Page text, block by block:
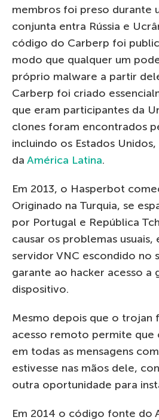
membros foi preso durante
conjunta entra Rússia e
código do Carberp foi
modo que qualquer um
próprio malware a partir
Carberp foi criado
que eram participantes da
clones foram encontrados
incluindo os Estados Unidos,
da América Latina.
Em 2013, o Hasperbot
Originado na Turquia, se
por Portugal e República
causar os problemas
servidor VNC escondido no
garante ao hacker acesso a
dispositivo.
Mesmo depois que o trojan
acesso remoto permite que
em todas as mensagens
estivesse nas mãos dele,
outra oportunidade para
Em 2014 o código fonte do